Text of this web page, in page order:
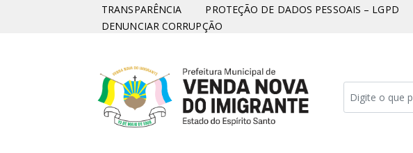
TRANSPARÊNCIA PROTEÇÃO DE DADOS PESSOAIS – LGPD
DENUNCIAR CORRUPÇÃO